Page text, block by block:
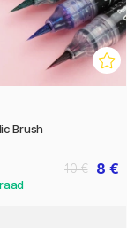
Brush
8 €
10 €